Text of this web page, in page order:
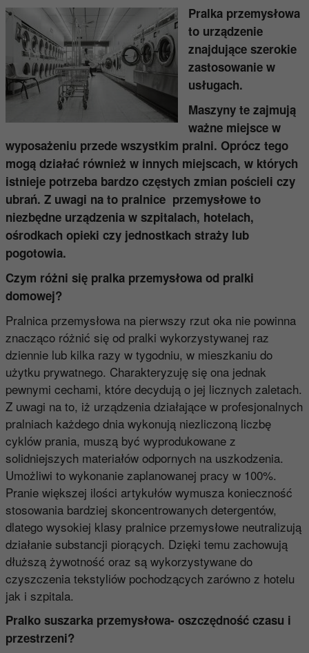
Pralka przemysłowa
to urządzenie
znajdujące szerokie
zastosowanie w
usługach.
Maszyny te zajmują
ważne miejsce w
wyposażeniu przede wszystkim pralni. Oprócz tego
mogą działać również w innych miejscach, w których
istnieje potrzeba bardzo częstych zmian pościeli czy
ubrań. Z uwagi na to pralnice przemysłowe to
niezbędne urządzenia w szpitalach, hotelach,
ośrodkach opieki czy jednostkach straży lub
pogotowia.
Czym różni się pralka przemysłowa od pralki
domowej?
Pralnica przemysłowa na pierwszy rzut oka nie powinna
znacząco różnić się od pralki wykorzystywanej raz
dziennie lub kilka razy w tygodniu, w mieszkaniu do
użytku prywatnego. Charakteryzuję się ona jednak
pewnymi cechami, które decydują o jej licznych zaletach.
Z uwagi na to, iż urządzenia działające w profesjonalnych
pralniach każdego dnia wykonują niezliczoną liczbę
cyklów prania, muszą być wyprodukowane z
solidniejszych materiałów odpornych na uszkodzenia.
Umożliwi to wykonanie zaplanowanej pracy w 100%.
Pranie większej ilości artykułów wymusza konieczność
stosowania bardziej skoncentrowanych detergentów,
dlatego wysokiej klasy pralnice przemysłowe neutralizują
działanie substancji piorących. Dzięki temu zachowują
dłuższą żywotność oraz są wykorzystywane do
czyszczenia tekstyliów pochodzących zarówno z hotelu
jak i szpitala.
Pralko suszarka przemysłowa- oszczędność czasu i
przestrzeni?